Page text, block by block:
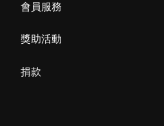
會員服務
獎助活動
捐款